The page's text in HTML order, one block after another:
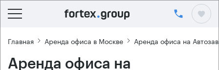
Главная Аренда офиса в Москве Аренда офиса на
Аренда офиса на